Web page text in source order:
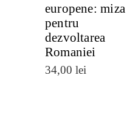
europene: miza
pentru
dezvoltarea
Romaniei
34,00 lei